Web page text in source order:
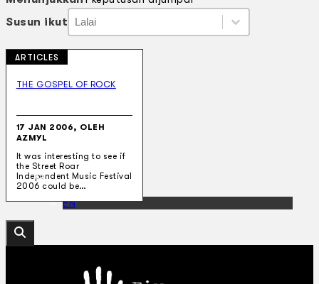
Teater
Penapisan
Sejarah Lisan
Hubungi Kami
BM
EN
Susun ikut Susun ikut
Susun ikut
Susun ikut
ARTICLES
THE GOSPEL OF ROCK
17 JAN 2006, OLEH
AZMYL
It was interesting to see if
the Street Roar
Independent Music Festival
2006 could be…